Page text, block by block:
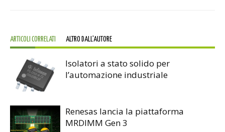
ARTICOLI CORRELATI ALTRO DALL'AUTORE
Isolatori a stato solido per
l’automazione industriale
Renesas lancia la piattaforma
MRDIMM Gen 3